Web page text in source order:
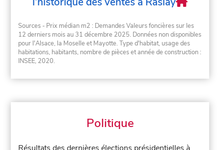
Sources - Prix médian m2 : Demandes Valeurs foncières sur les
12 derniers mois au 31 décembre 2025. Données non disponibles
pour l'Alsace, la Moselle et Mayotte. Type d'habitat, usage des
habitations, habitants, nombre de pièces et année de construction :
INSEE, 2020.
Politique